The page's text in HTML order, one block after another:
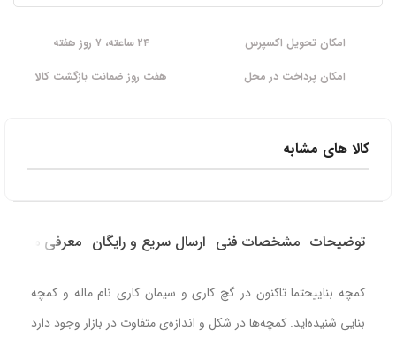
امکان تحویل اکسپرس
۲۴ ساعته، ۷ روز هفته
امکان پرداخت در محل
هفت روز ضمانت بازگشت کالا
کالا های مشابه
توضیحات مشخصات فنی ارسال سریع و رایگان معرفی
کمچه بناییحتما تاکنون در گچ کاری و سیمان کاری نام ماله و کمچه
بنایی شنیده‌اید. کمچه‌ها در شکل و اندازه‌ی متفاوت در بازار وجود دارد